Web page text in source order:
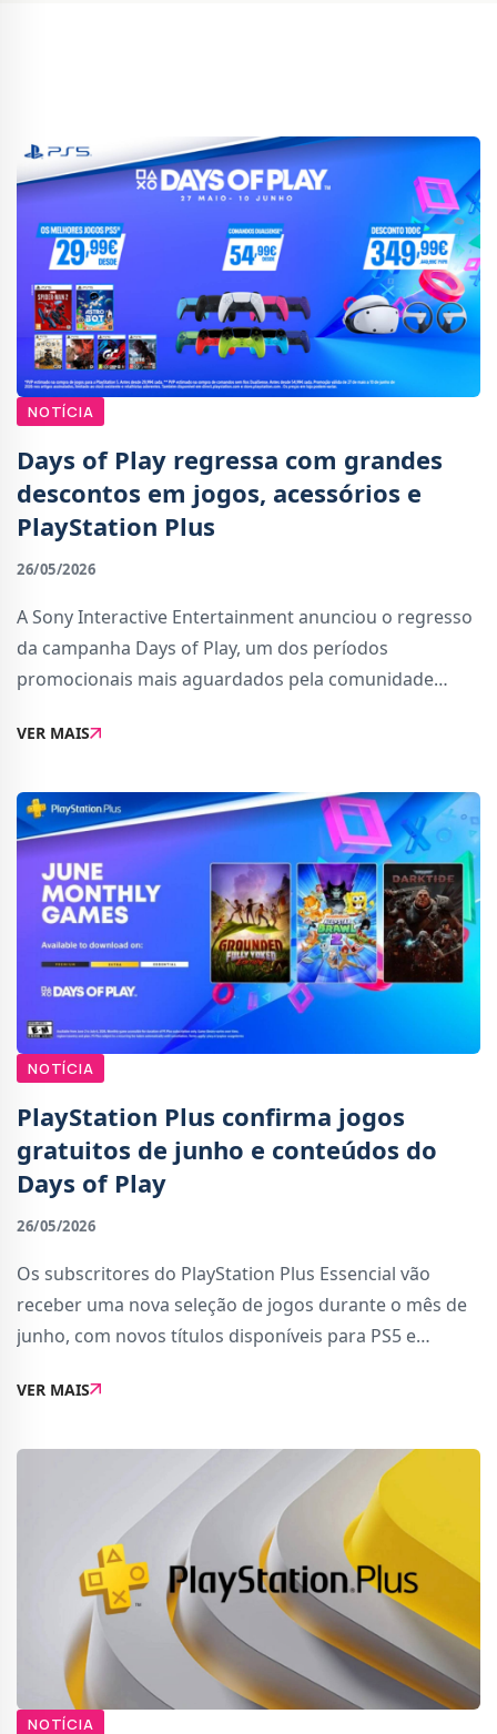
NOTÍCIA
Days of Play regressa com grandes
descontos em jogos, acessórios e
PlayStation Plus
26/05/2026
A Sony Interactive Entertainment anunciou o regresso
da campanha Days of Play, um dos períodos
promocionais mais aguardados pela comunidade
poder aproveitar descontos em jogos, periféricos e
VER MAIS
NOTÍCIA
PlayStation Plus confirma jogos
gratuitos de junho e conteúdos do
Days of Play
26/05/2026
Os subscritores do PlayStation Plus Essencial vão
receber uma nova seleção de jogos durante o mês de
junho, com novos títulos disponíveis para PS5 e
Edition, Nickelodeon All-Star Brawl 2 e Warh
VER MAIS
NOTÍCIA